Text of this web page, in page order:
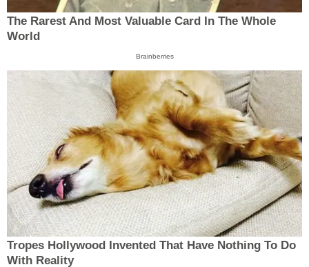
The Rarest And Most Valuable Card In The Whole
World
Brainberries
Tropes Hollywood Invented That Have Nothing To Do
With Reality